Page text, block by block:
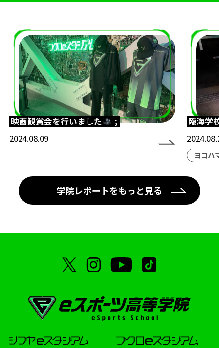
映画観賞会を行いました
;
2024.08.09
臨海学
ヨコハ
学院レポートをもっと見る